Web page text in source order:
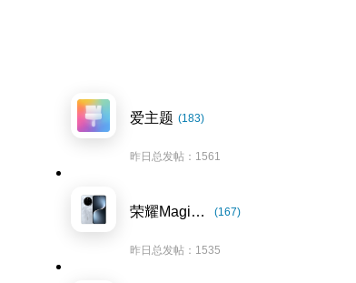
爱主题 (183)
昨日总发帖：1561
荣耀Magic7系列 (167)
昨日总发帖：1535